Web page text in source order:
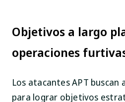
Objetivos a largo
operaciones
Los atacantes APT buscan
para lograr objetivos